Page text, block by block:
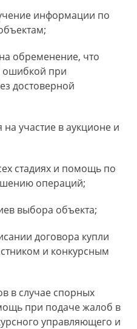
информации по
обременение, что
ошибкой при
достоверной
на участие в аукционе и
стадиях и помощь по
операций;
выбора объекта;
договора купли
и конкурсным
в случае спорных
при подаче жалоб в
управляющего и